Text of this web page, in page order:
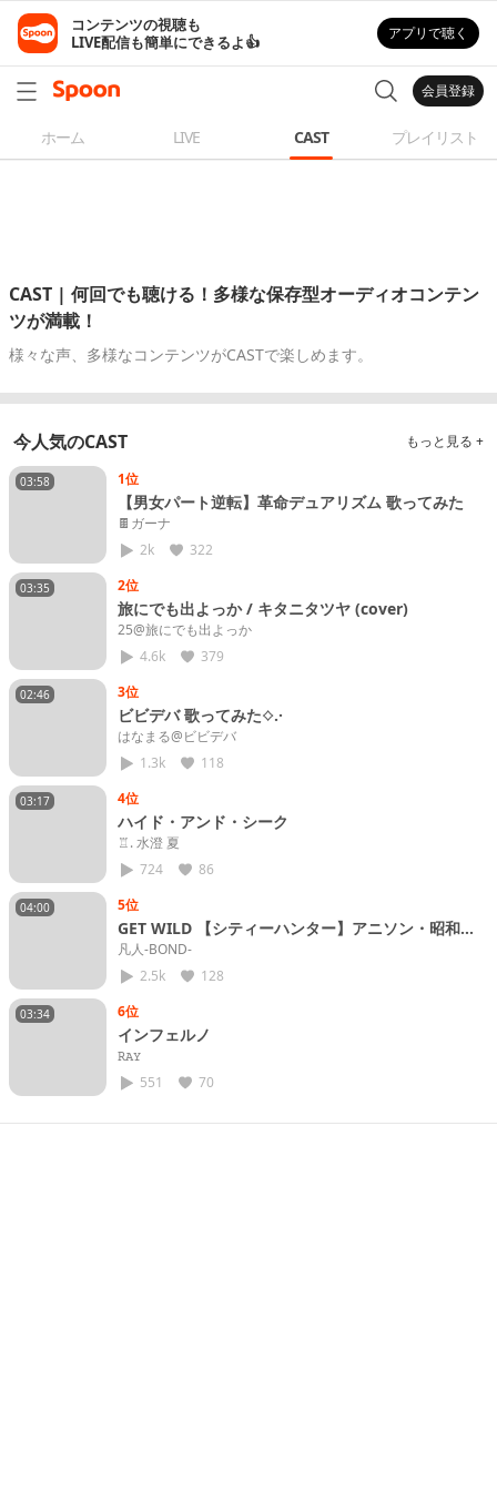
コンテンツの視聴も
LIVE配信も簡単にできるよ👍
アプリで聴く
会員登録
ホーム LIVE CAST プレイリスト
CAST | 何回でも聴ける！多様な保存型オーディオコンテン
ツが満載！
様々な声、多様なコンテンツがCASTで楽しめます。
今人気のCAST もっと見る +
03:58 1位
【男女パート逆転】革命デュアリズム 歌ってみた
🍫ガーナ
2k
322
03:35 2位
旅にでも出よっか / キタニタツヤ (cover)
25@旅にでも出よっか
4.6k
379
02:46 3位
ビビデバ 歌ってみた⟡.·
はなまる@ビビデバ
1.3k
118
03:17 4位
ハイド・アンド・シーク
♖. 水澄 夏
724
86
04:00 5位
GET WILD 【シティーハンター】アニソン・昭和平
成のヒット曲歌ってみた！
凡人-BOND-
2.5k
128
03:34 6位
インフェルノ
𝚁𝙰𝚈
551
70